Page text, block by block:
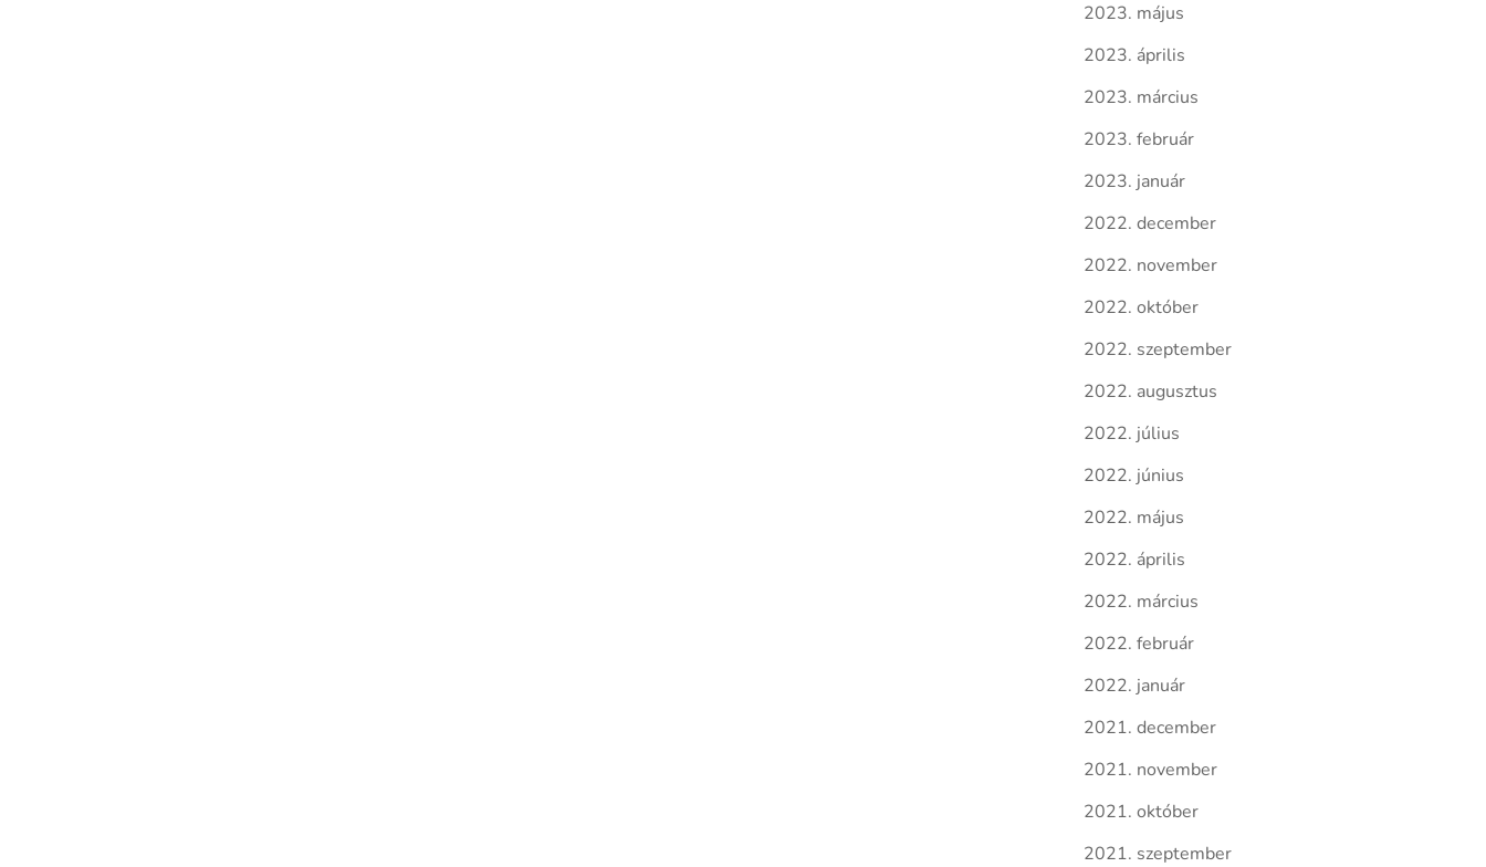
2023. május
2023. április
2023. március
2023. február
2023. január
2022. december
2022. november
2022. október
2022. szeptember
2022. augusztus
2022. július
2022. június
2022. május
2022. április
2022. március
2022. február
2022. január
2021. december
2021. november
2021. október
2021. szeptember